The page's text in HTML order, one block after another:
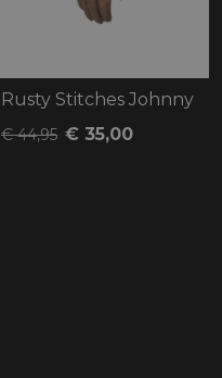
Rusty Stitches Johnny
€ 44,95 € 35,00